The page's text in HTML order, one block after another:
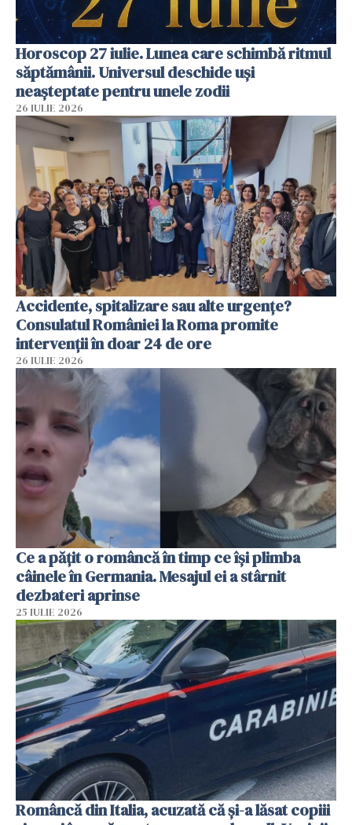
Horoscop 27 iulie. Lunea care schimbă ritmul
săptămânii. Universul deschide uși
neașteptate pentru unele zodii
26 IULIE 2026
Accidente, spitalizare sau alte urgențe?
Consulatul României la Roma promite
intervenții în doar 24 de ore
26 IULIE 2026
Ce a pățit o româncă în timp ce își plimba
câinele în Germania. Mesajul ei a stârnit
dezbateri aprinse
25 IULIE 2026
Româncă din Italia, acuzată că și-a lăsat copiii